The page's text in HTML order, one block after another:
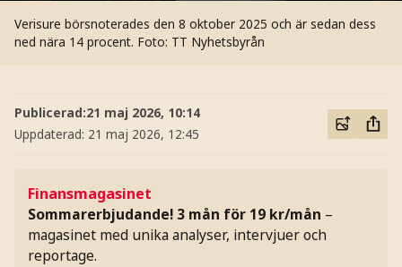
Verisure börsnoterades den 8 oktober 2025 och är sedan dess
ned nära 14 procent. Foto: TT Nyhetsbyrån
Publicerad:21 maj 2026, 10:14
Uppdaterad: 21 maj 2026, 12:45
Finansmagasinet
Sommarerbjudande! 3 mån för 19 kr/mån –
magasinet med unika analyser, intervjuer och
reportage.